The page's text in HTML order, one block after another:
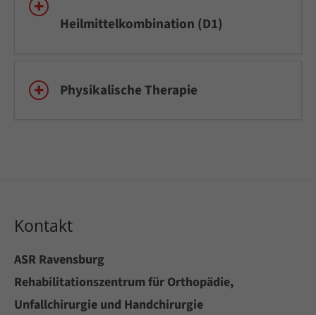
Heilmittelkombination (D1)
Physikalische Therapie
Kontakt
ASR Ravensburg
Rehabilitationszentrum für Orthopädie,
Unfallchirurgie und Handchirurgie